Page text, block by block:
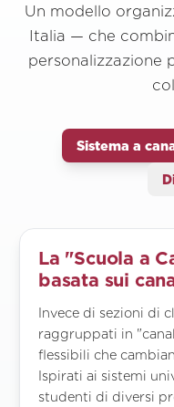
Un modello
Italia — che
personalizzazione
Sistema a
La "Scuola a
basata sui
Invece di sezioni di
raggruppati in
flessibili che
Ispirati ai sistemi
studenti di diversi